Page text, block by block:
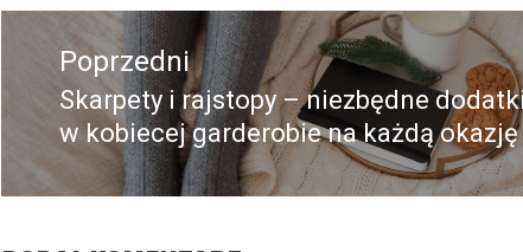
Nawigacja
wpisuPoprzedni
Poprzedni
wpis:
Skarpety i rajstopy – niezbędne dodatki
w kobiecej garderobie na każdą okazję